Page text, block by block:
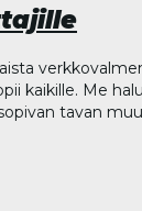
kaikille. Me
tavan